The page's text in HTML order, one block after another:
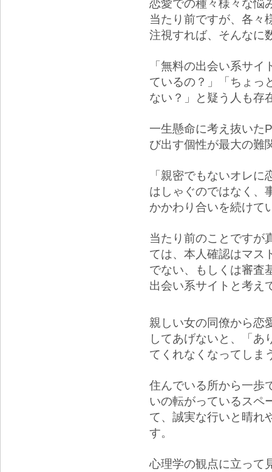
恋愛での種々様々な悩
当たり前ですが、各々
注視すれば、そんなに
「無料の出会い系サ
ているの？」「ちょっ
ない？」と疑う人も存
一生懸命に考え抜いた
び出す個性が最大の難
「親密でもないオレ
はしゃぐのではなく、
かかわり合いを続けて
当たり前のことですが
ては、本人確認はマス
でない、もしくは審査
出会い系サイトと考え
親しい女の同僚から恋
してあげないと、「あ
てくれなくなってしま
住んでいる所から一歩
いの転がっているスペ
て、誠実な行いと晴れ
す。
心理学の観点に立って